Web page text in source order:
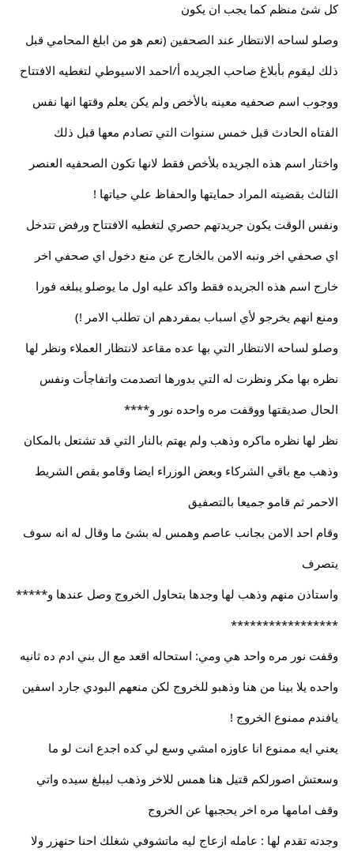
كل شئ منظم كما يجب ان يكون
وصلو لساحه الانتظار عند الصحفين (نعم هو من ابلغ المحامي قبل
ذلك ليقوم بأبلاغ صاحب الجريده أ/احمد الاسيوطي لتغطيه الافتتاح
ووجوب اسم صحفيه معينه بالأخص ولم يكن يعلم وقتها انها نفس
الفتاه الحادث قبل خمس سنوات التي تصادم معها قبل ذلك
واختار اسم هذه الجريده بلأخص فقط لانها تكون الصحفيه العنصر
الثالث بقضيته المراد حمايتها والحفاظ علي حياتها !
ونفس الوقت يكون جريدتهم حصري لتغطيه الافتتاح ورفض تتدخل
اي صحفي اخر ونبه الامن بالخارج عن منع دخول اي صحفي اخر
خارج اسم هذه الجريده فقط واكد عليه اول ما يوصلو يبلغه فورا
ومنع انهم يخرجو لأي اسباب بمفردهم ان تطلب الامر !)
وصلو لساحه الانتظار التي بها عده مقاعد لانتظار العملاء ونظر لها
نظره بها مكر ونظرت له التي بدورها اتصدمت واتفاجأت ونفس
الحال صديقتها ووقفت مره واحده نور و****
نظر لها نظره ماكره وذهب ولم يهتم بالنار التي قد تشتعل بالمكان
وذهب مع باقي الشركاء وبعض الوزراء ايضا وقامو بقص الشريط
الاحمر ثم قامو جميعا بالتصفيق
وقام احد الامن بجانب عاصم وهمس له بشئ ما وقال له انه سوف
يتصرف
واستاذن منهم وذهب لها وجدها بتحاول الخروج وصل عندها و*****
*****************
وقفت نور مره واحد هي ومي: استحاله اقعد مع ال بني ادم ده ثانيه
واحده يلا بينا من هنا وذهبو للخروج لكن منعهم البودي جارد اسفين
يافندم ممنوع الخروج !
يعني ايه ممنوع انا عاوزه امشي وسع لي كده اجدع انت لو ما
وسعتش اصورلكم قتيل هنا همس للاخر وذهب ليبلغ سيده واتي
وقف امامها مره اخر يحجبها عن الخروج
وجدته تقدم لها : عامله ازعاج ليه ماتشوفي شغلك احنا حنهزر ولا